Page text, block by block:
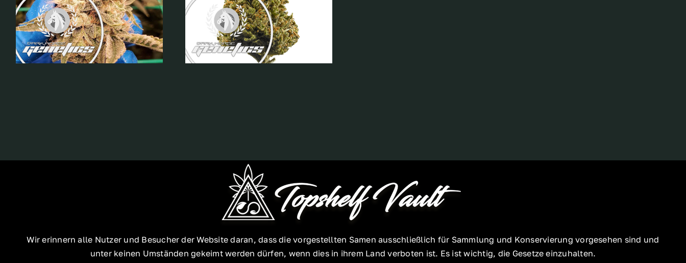
Wir erinnern alle Nutzer und Besucher der Website daran, dass die vorgestellten Samen ausschließlich für Sammlung und Konservierung vorgesehen sind und
unter keinen Umständen gekeimt werden dürfen, wenn dies in ihrem Land verboten ist. Es ist wichtig, die Gesetze einzuhalten.